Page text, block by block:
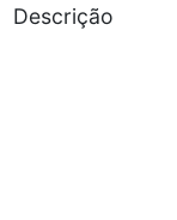
Descrição